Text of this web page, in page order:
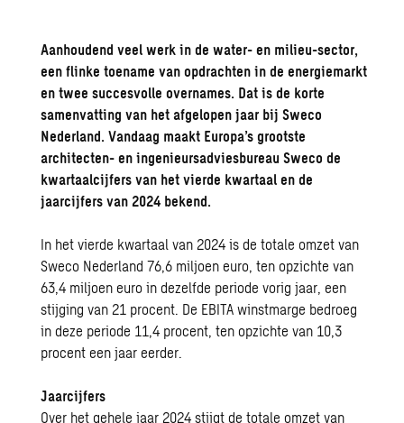
Aanhoudend veel werk in de water- en milieu-sector,
een flinke toename van opdrachten in de energiemarkt
en twee succesvolle overnames. Dat is de korte
samenvatting van het afgelopen jaar bij Sweco
Nederland. Vandaag maakt Europa’s grootste
architecten- en ingenieursadviesbureau Sweco de
kwartaalcijfers van het vierde kwartaal en de
jaarcijfers van 2024 bekend.
In het vierde kwartaal van 2024 is de totale omzet van
Sweco Nederland 76,6 miljoen euro, ten opzichte van
63,4 miljoen euro in dezelfde periode vorig jaar, een
stijging van 21 procent. De EBITA winstmarge bedroeg
in deze periode 11,4 procent, ten opzichte van 10,3
procent een jaar eerder.
Jaarcijfers
Over het gehele jaar 2024 stijgt de totale omzet van